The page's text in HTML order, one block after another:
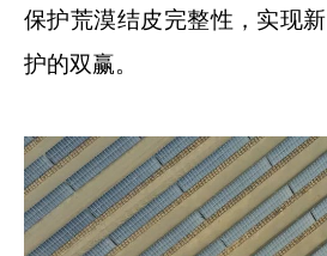
保护荒漠结皮完整性，实现
护的双赢。